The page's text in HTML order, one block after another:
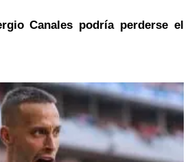
Canales podría perderse el